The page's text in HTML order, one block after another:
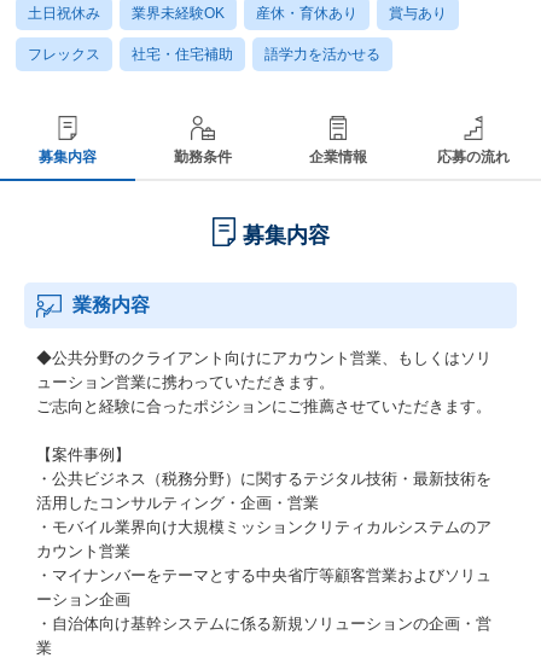
土日祝休み 業界未経験OK 産休・育休あり 賞与あり
フレックス 社宅・住宅補助 語学力を活かせる
募集内容 勤務条件 企業情報 応募の流れ
募集内容
業務内容
◆公共分野のクライアント向けにアカウント営業、もしくはソリ
ューション営業に携わっていただきます。
ご志向と経験に合ったポジションにご推薦させていただきます。
【案件事例】
・公共ビジネス（税務分野）に関するテジタル技術・最新技術を
活用したコンサルティング・企画・営業
・モバイル業界向け大規模ミッションクリティカルシステムのア
カウント営業
・マイナンバーをテーマとする中央省庁等顧客営業およびソリュ
ーション企画
・自治体向け基幹システムに係る新規ソリューションの企画・営
業